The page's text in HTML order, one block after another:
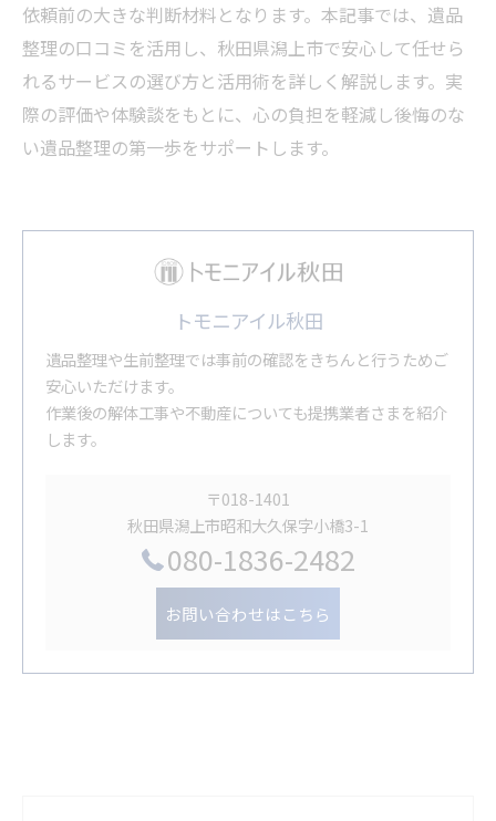
依頼前の大きな判断材料となります。本記事では、遺品
整理の口コミを活用し、秋田県潟上市で安心して任せら
れるサービスの選び方と活用術を詳しく解説します。実
際の評価や体験談をもとに、心の負担を軽減し後悔のな
い遺品整理の第一歩をサポートします。
トモニアイル秋田
遺品整理や生前整理では事前の確認をきちんと行うためご
安心いただけます。
作業後の解体工事や不動産についても提携業者さまを紹介
します。
〒018-1401
秋田県潟上市昭和大久保字小橋3-1
080-1836-2482
お問い合わせはこちら